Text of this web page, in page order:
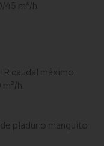
45 m³/h.
caudal máximo.
h.
pladur o manguito